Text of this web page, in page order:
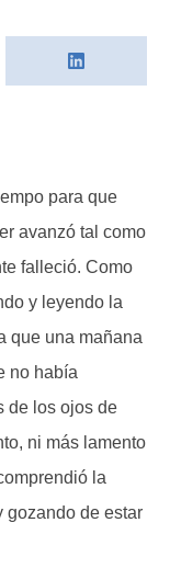
para que
avanzó tal como
falleció. Como
y leyendo la
que una mañana
no había
de los ojos de
ni más lamento
la
gozando de estar